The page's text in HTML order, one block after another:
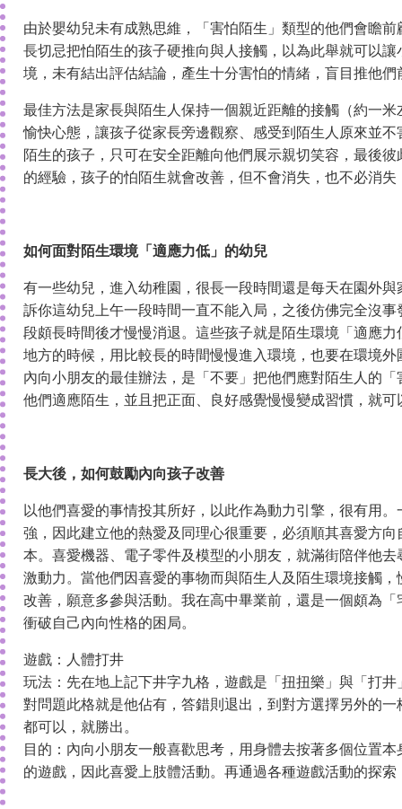
由於嬰幼兒未有成熟思維，「害怕陌生」類型的他們會瞻
長切忌把怕陌生的孩子硬推向與人接觸，以為此舉就可以
境，未有結出評估結論，產生十分害怕的情緒，盲目推他
最佳方法是家長與陌生人保持一個親近距離的接觸（約一
愉快心態，讓孩子從家長旁邊觀察、感受到陌生人原來並
陌生的孩子，只可在安全距離向他們展示親切笑容，最後
的經驗，孩子的怕陌生就會改善，但不會消失，也不必消
如何面對陌生環境「適應力低」的幼兒
有一些幼兒，進入幼稚園，很長一段時間還是每天在園外
訴你這幼兒上午一段時間一直不能入局，之後仿佛完全沒
段頗長時間後才慢慢消退。這些孩子就是陌生環境「適應
地方的時候，用比較長的時間慢慢進入環境，也要在環境
內向小朋友的最佳辦法，是「不要」把他們應對陌生人的
他們適應陌生，並且把正面、良好感覺慢慢變成習慣，就可
長大後，如何鼓勵內向孩子改善
以他們喜愛的事情投其所好，以此作為動力引擎，很有用
強，因此建立他的熱愛及同理心很重要，必須順其喜愛方
本。喜愛機器、電子零件及模型的小朋友，就滿街陪伴他
激動力。當他們因喜愛的事物而與陌生人及陌生環境接觸
改善，願意多參與活動。我在高中畢業前，還是一個頗為
衝破自己內向性格的困局。
遊戲：人體打井
玩法：先在地上記下井字九格，遊戲是「扭扭樂」與「打
對問題此格就是他佔有，答錯則退出，到對方選擇另外的
都可以，就勝出。
目的：內向小朋友一般喜歡思考，用身體去按著多個位置
的遊戲，因此喜愛上肢體活動。再通過各種遊戲活動的探索